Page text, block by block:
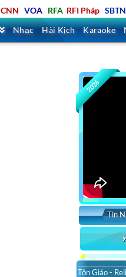
CNN VOA RFA RFI Pháp SBTN
Nhạc Hài Kịch Karaoke
2026
Tin
Tôn Giáo -